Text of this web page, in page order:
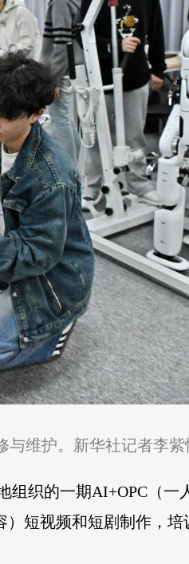
与维护。新华社记者李紫
织的一期AI+OPC（一
）短视频和短剧制作，